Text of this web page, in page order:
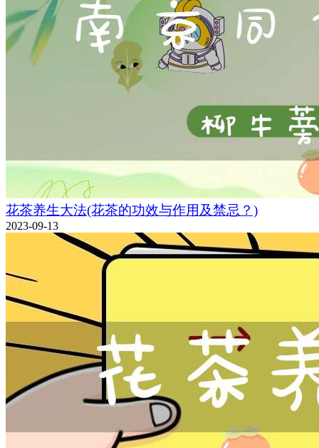
花茶养生大法(花茶的功效与作用及禁忌？)
2023-09-13